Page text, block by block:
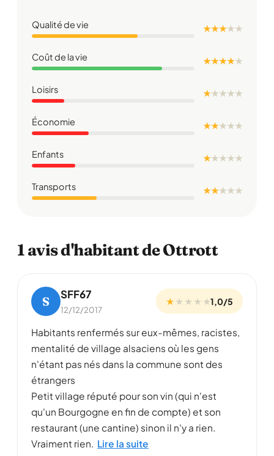
Qualité de vie ★ ★ ★★★
Coût de la vie ★ ★ ★ ★★
Loisirs ★★★★★
Économie ★ ★★★★
Enfants ★★★★★
Transports ★ ★★★★
1 avis d'habitant de Ottrott
S SFF67
12/12/2017
★★ ★ ★ ★1,0/5
Habitants renfermés sur eux-mêmes, racistes,
mentalité de village alsaciens où les gens
n'étant pas nés dans la commune sont des
étrangers
Petit village réputé pour son vin (qui n'est
qu'un Bourgogne en fin de compte) et son
restaurant (une cantine) sinon il n'y a rien.
Vraiment rien. Lire la suite